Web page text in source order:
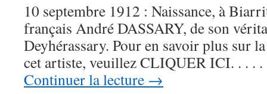
10 septembre 1912 : Naissance, à
français André DASSARY, de son
Deyhérassary. Pour en savoir plus sur
cet artiste, veuillez CLIQUER ICI. .
Continuer la lecture →